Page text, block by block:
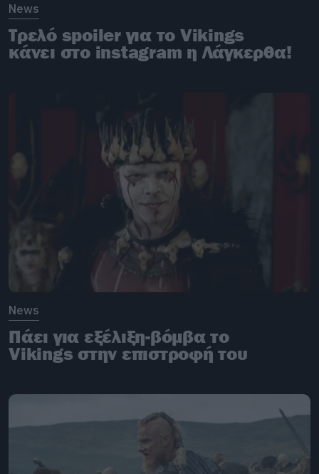
News
Τρελό spoiler για το Vikings
κάνει στο instagram η Λάγκερθα!
News
Πάει για εξέλιξη-βόμβα το
Vikings στην επιστροφή του